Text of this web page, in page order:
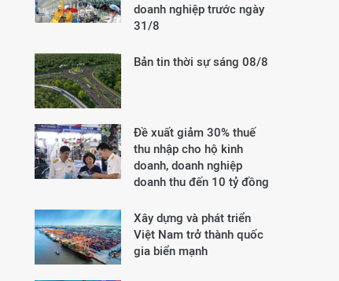
doanh nghiệp trước ngày
31/8
Bản tin thời sự sáng 08/8
Đề xuất giảm 30% thuế
thu nhập cho hộ kinh
doanh, doanh nghiệp
doanh thu đến 10 tỷ đồng
Xây dựng và phát triển
Việt Nam trở thành quốc
gia biển mạnh